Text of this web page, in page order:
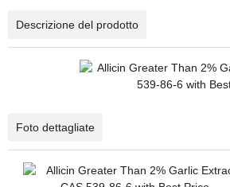
Descrizione del prodotto
Foto dettagliate